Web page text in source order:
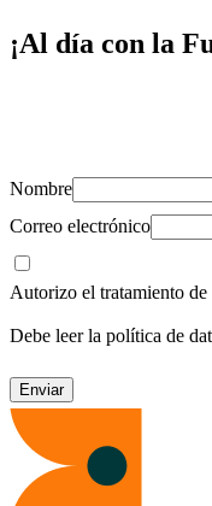
¡Al día con la
Nombre
Correo electrónico
Autorizo el tratamiento de
Debe leer la política de